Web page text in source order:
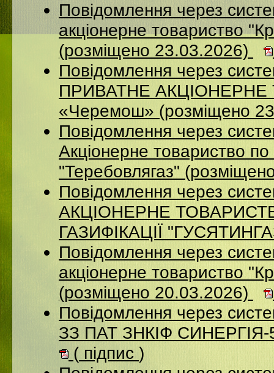
Повідомлення через
акцiонерне товариство
(розміщено 23.03.2026)
Повідомлення через
ПРИВАТНЕ АКЦІОНЕРНЕ
«Черемош» (розміщено
Повідомлення через
Акціонерне товариство по
"Теребовлягаз"
Повідомлення через
АКЦІОНЕРНЕ
ГАЗИФІКАЦІЇ
Повідомлення через
акцiонерне товариство
(розміщено 20.03.2026)
Повідомлення через
ЗЗ ПАТ ЗНКІФ СИНЕРГІЯ-
( підпис )